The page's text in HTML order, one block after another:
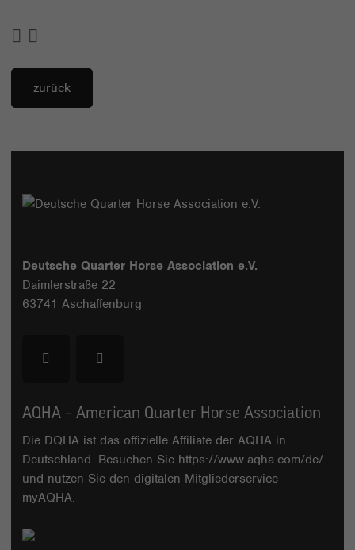
zurück
Deutsche Quarter Horse Association e.V.
Daimlerstraße 22
63741 Aschaffenburg
AQHA – American Quarter Horse Association
Die DQHA ist das offizielle Affiliate der AQHA in
Deutschland. Besuchen Sie https://www.aqha.com/de/
und nutzen Sie den digitalen Mitgliederservice
myAQHA.